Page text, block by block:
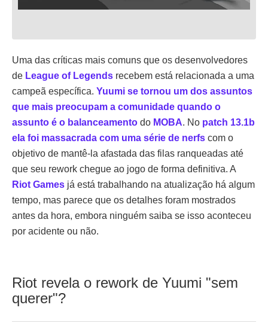
Uma das críticas mais comuns que os desenvolvedores
de League of Legends recebem está relacionada a uma
campeã específica. Yuumi se tornou um dos assuntos
que mais preocupam a comunidade quando o
assunto é o balanceamento do MOBA. No patch 13.1b
ela foi massacrada com uma série de nerfs com o
objetivo de mantê-la afastada das filas ranqueadas até
que seu rework chegue ao jogo de forma definitiva. A
Riot Games já está trabalhando na atualização há algum
tempo, mas parece que os detalhes foram mostrados
antes da hora, embora ninguém saiba se isso aconteceu
por acidente ou não.
Riot revela o rework de Yuumi "sem
querer"?